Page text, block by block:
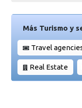
Más Turismo y
Travel
Real Estate